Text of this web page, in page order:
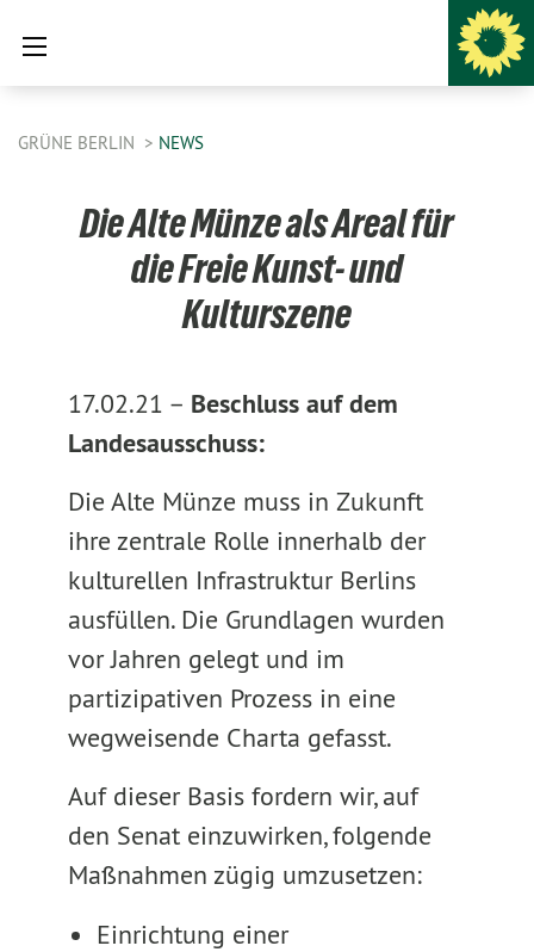
GRÜNE BERLIN NEWS
Die Alte Münze als Areal für
die Freie Kunst- und
Kulturszene
17.02.21 – Beschluss auf dem
Landesausschuss:
Die Alte Münze muss in Zukunft
ihre zentrale Rolle innerhalb der
kulturellen Infrastruktur Berlins
ausfüllen. Die Grundlagen wurden
vor Jahren gelegt und im
partizipativen Prozess in eine
wegweisende Charta gefasst.
Auf dieser Basis fordern wir, auf
den Senat einzuwirken, folgende
Maßnahmen zügig umzusetzen:
Einrichtung einer